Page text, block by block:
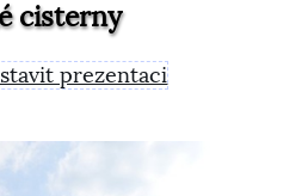
cisterny
prezentaci